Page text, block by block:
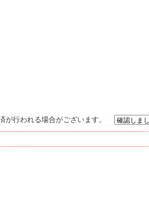
行われる場合がございます。